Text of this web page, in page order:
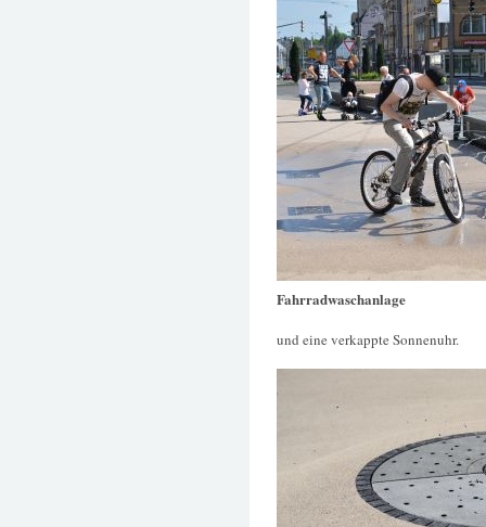
Fahrradwaschanlage
und eine verkappte Sonnenuhr.